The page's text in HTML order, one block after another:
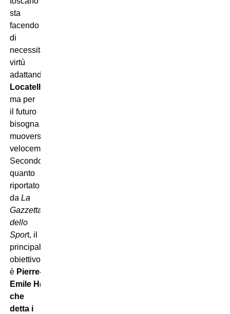
sta
facendo
di
necessità
virtù
adattando
Locatelli
ma per
il futuro
bisogna
muoversi
velocemente.
Secondo
quanto
riportato
da La
Gazzetta
dello
Sport, il
principale
obiettivo
è Pierre-
Emile Højbjerg
che
detta i